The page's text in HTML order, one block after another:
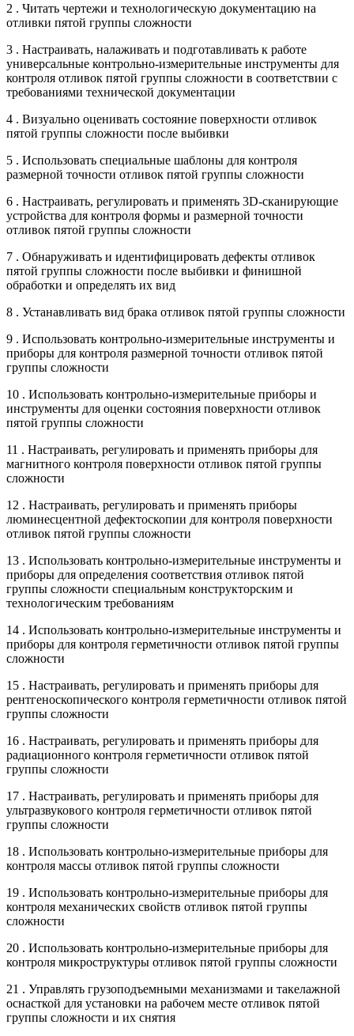
2 . Читать чертежи и технологическую документацию на
отливки пятой группы сложности
3 . Настраивать, налаживать и подготавливать к работе
универсальные контрольно-измерительные инструменты для
контроля отливок пятой группы сложности в соответствии с
требованиями технической документации
4 . Визуально оценивать состояние поверхности отливок
пятой группы сложности после выбивки
5 . Использовать специальные шаблоны для контроля
размерной точности отливок пятой группы сложности
6 . Настраивать, регулировать и применять 3D-сканирующие
устройства для контроля формы и размерной точности
отливок пятой группы сложности
7 . Обнаруживать и идентифицировать дефекты отливок
пятой группы сложности после выбивки и финишной
обработки и определять их вид
8 . Устанавливать вид брака отливок пятой группы сложности
9 . Использовать контрольно-измерительные инструменты и
приборы для контроля размерной точности отливок пятой
группы сложности
10 . Использовать контрольно-измерительные приборы и
инструменты для оценки состояния поверхности отливок
пятой группы сложности
11 . Настраивать, регулировать и применять приборы для
магнитного контроля поверхности отливок пятой группы
сложности
12 . Настраивать, регулировать и применять приборы
люминесцентной дефектоскопии для контроля поверхности
отливок пятой группы сложности
13 . Использовать контрольно-измерительные инструменты и
приборы для определения соответствия отливок пятой
группы сложности специальным конструкторским и
технологическим требованиям
14 . Использовать контрольно-измерительные инструменты и
приборы для контроля герметичности отливок пятой группы
сложности
15 . Настраивать, регулировать и применять приборы для
рентгеноскопического контроля герметичности отливок пятой
группы сложности
16 . Настраивать, регулировать и применять приборы для
радиационного контроля герметичности отливок пятой
группы сложности
17 . Настраивать, регулировать и применять приборы для
ультразвукового контроля герметичности отливок пятой
группы сложности
18 . Использовать контрольно-измерительные приборы для
контроля массы отливок пятой группы сложности
19 . Использовать контрольно-измерительные приборы для
контроля механических свойств отливок пятой группы
сложности
20 . Использовать контрольно-измерительные приборы для
контроля микроструктуры отливок пятой группы сложности
21 . Управлять грузоподъемными механизмами и такелажной
оснасткой для установки на рабочем месте отливок пятой
группы сложности и их снятия